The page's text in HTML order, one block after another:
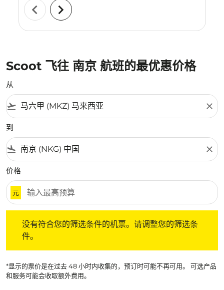
chevron_left chevron_right
Scoot 飞往 南京 航班的最优惠价格
从
flight_takeoff close
到
flight_land close
价格
元
没有符合您的筛选条件的机票。请调整您的筛选条
件。
*显示的票价是在过去 48 小时内收集的，预订时可能不再可用。 可选产品
和服务可能会收取额外费用。